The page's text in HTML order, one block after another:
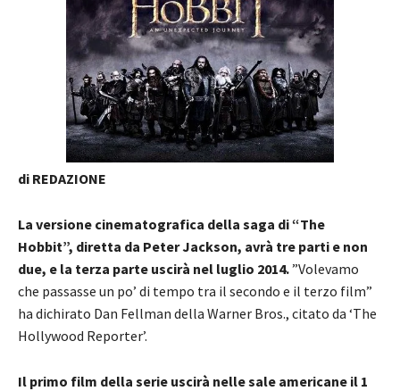
di REDAZIONE
La versione cinematografica della saga di “The
Hobbit”, diretta da Peter Jackson, avrà tre parti e non
due, e la terza parte uscirà nel luglio 2014.”Volevamo
che passasse un po’ di tempo tra il secondo e il terzo film”
ha dichirato Dan Fellman della Warner Bros., citato da ‘The
Hollywood Reporter’.
Il primo film della serie uscirà nelle sale americane il 1